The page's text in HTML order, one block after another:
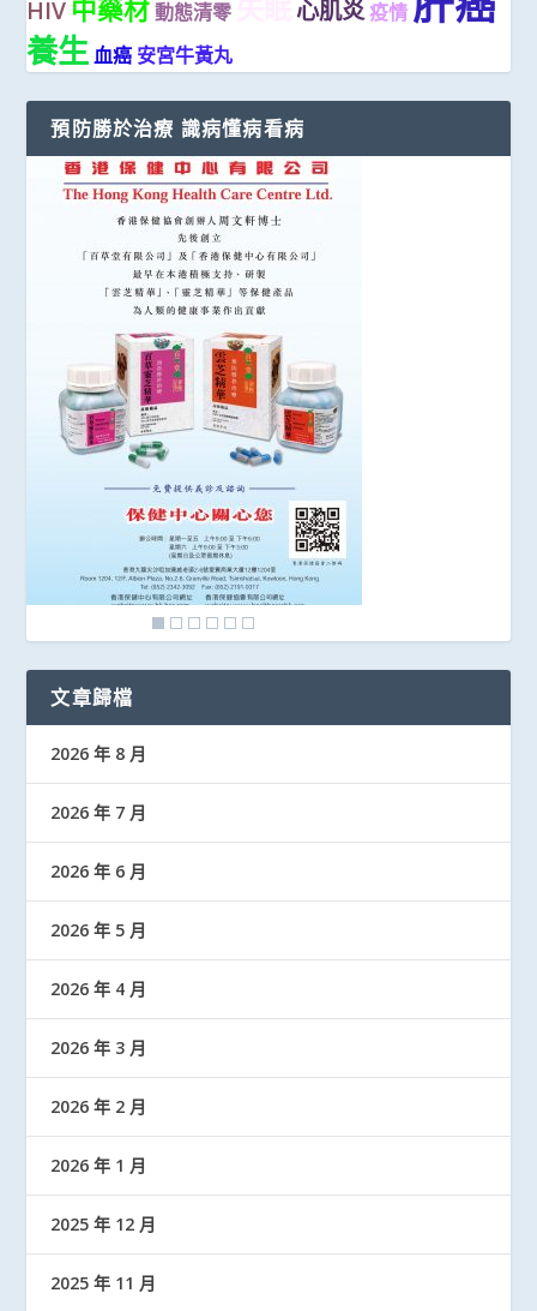
HIV 中藥材 動態清零 心肌炎疫情
養生 血癌 安宮牛黃丸
預防勝於治療 識病懂病看病
文章歸檔
2026 年 8 月
2026 年 7 月
2026 年 6 月
2026 年 5 月
2026 年 4 月
2026 年 3 月
2026 年 2 月
2026 年 1 月
2025 年 12 月
2025 年 11 月